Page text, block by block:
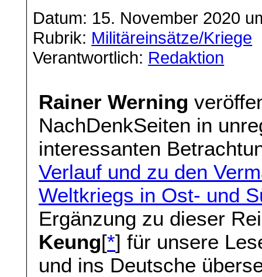
Datum: 15. November 2020
Rubrik: Militäreinsätze/Kriege
Verantwortlich: Redaktion
Rainer Werning
NachDenkSeiten in
interessanten
Verlauf und zu den
Weltkriegs in Ost- und
Ergänzung zu dieser
Keung[*] für unsere
und ins Deutsche